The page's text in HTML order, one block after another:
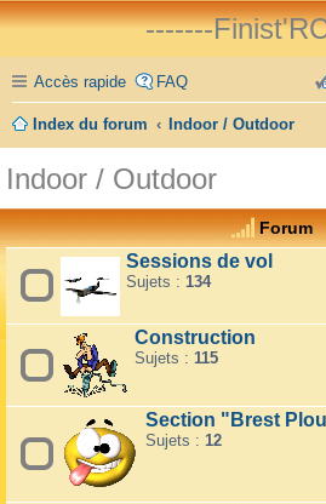
-------
Accès rapide FAQ
Index du forum Indoor / Outdoor
Indoor / Outdoor
Forum
Sessions de vol
Sujets : 134
Construction
Sujets : 115
Section "Brest
Sujets : 12